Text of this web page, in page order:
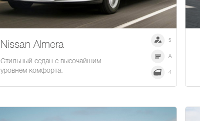
Nissan Almera
Стильный седан с высочайшим
уровнем комфорта.
5
A
4